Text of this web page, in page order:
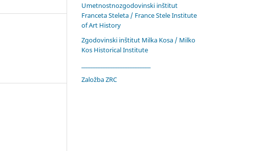
Umetnostnozgodovinski inštitut
Franceta Steleta / France Stele Institute
of Art History
Zgodovinski inštitut Milka Kosa / Milko
Kos Historical Institute
Založba ZRC